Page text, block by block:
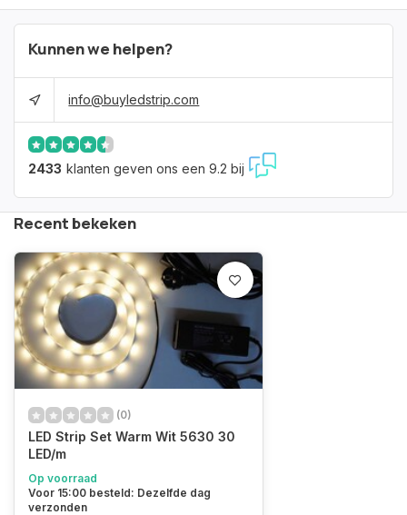
Kunnen we helpen?
info@buyledstrip.com
2433 klanten geven ons een 9.2 bij
Recent bekeken
(0)
LED Strip Set Warm Wit 5630 30
LED/m
Op voorraad
Voor 15:00 besteld: Dezelfde dag
verzonden